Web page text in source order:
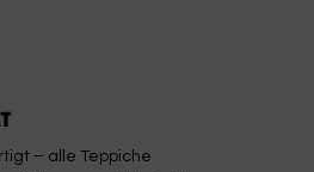
– alle Teppiche